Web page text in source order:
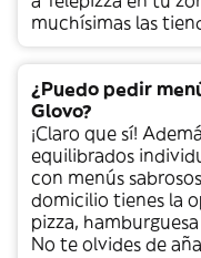
muchísimas las
¿Puedo pedir
Glovo?
¡Claro que sí!
equilibrados
con menús
domicilio tienes la
pizza,
No te olvides de